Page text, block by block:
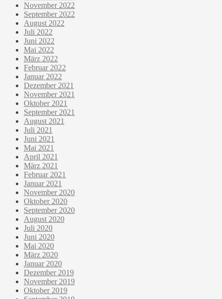
November 2022
September 2022
August 2022
Juli 2022
Juni 2022
Mai 2022
März 2022
Februar 2022
Januar 2022
Dezember 2021
November 2021
Oktober 2021
September 2021
August 2021
Juli 2021
Juni 2021
Mai 2021
April 2021
März 2021
Februar 2021
Januar 2021
November 2020
Oktober 2020
September 2020
August 2020
Juli 2020
Juni 2020
Mai 2020
März 2020
Januar 2020
Dezember 2019
November 2019
Oktober 2019